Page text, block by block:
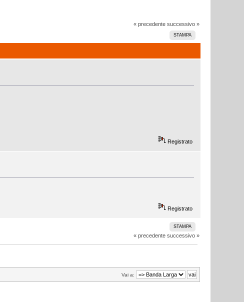
« precedente successivo »
STAMPA
Registrato
Registrato
STAMPA
« precedente successivo »
Vai a: